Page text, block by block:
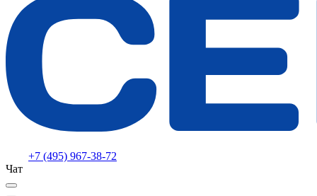
+7 (495) 967-38-72
Чат